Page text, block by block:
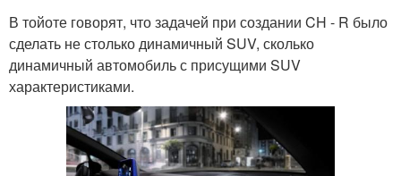
В тойоте говорят, что задачей при создании CH - R было
сделать не столько динамичный SUV, сколько
динамичный автомобиль с присущими SUV
характеристиками.